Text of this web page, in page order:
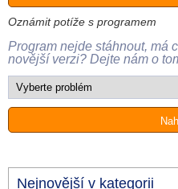
Oznámit potíže s programem
Program nejde stáhnout, má
novější verzi? Dejte nám o
Nejnovější v kategorii